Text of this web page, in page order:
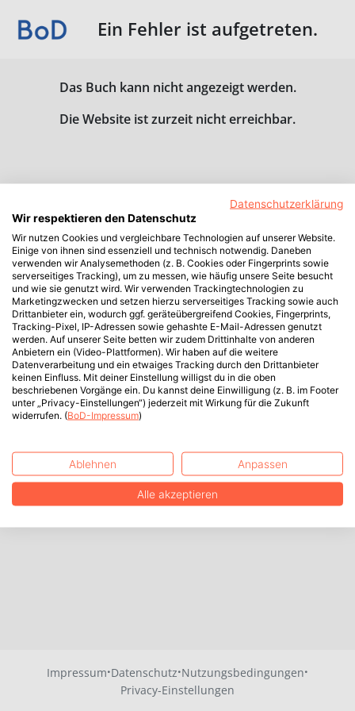
Ein Fehler ist aufgetreten.
Das Buch kann nicht angezeigt werden.
Die Website ist zurzeit nicht erreichbar.
Impressum·Datenschutz·Nutzungsbedingungen·
Privacy-Einstellungen
Datenschutzerklärung
Wir respektieren den Datenschutz
Wir nutzen Cookies und vergleichbare Technologien auf unserer Website.
Einige von ihnen sind essenziell und technisch notwendig. Daneben
verwenden wir Analysemethoden (z. B. Cookies oder Fingerprints sowie
serverseitiges Tracking), um zu messen, wie häufig unsere Seite besucht
und wie sie genutzt wird. Wir verwenden Trackingtechnologien zu
Marketingzwecken und setzen hierzu serverseitiges Tracking sowie auch
Drittanbieter ein, wodurch ggf. geräteübergreifend Cookies, Fingerprints,
Tracking-Pixel, IP-Adressen sowie gehashte E-Mail-Adressen genutzt
werden. Auf unserer Seite betten wir zudem Drittinhalte von anderen
Anbietern ein (Video-Plattformen). Wir haben auf die weitere
Datenverarbeitung und ein etwaiges Tracking durch den Drittanbieter
keinen Einfluss. Mit deiner Einstellung willigst du in die oben
beschriebenen Vorgänge ein. Du kannst deine Einwilligung (z. B. im Footer
unter „Privacy-Einstellungen“) jederzeit mit Wirkung für die Zukunft
widerrufen. (BoD-Impressum)
Ablehnen Anpassen
Alle akzeptieren